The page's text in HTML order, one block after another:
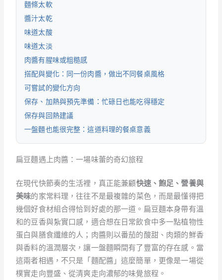
麵條太軟
醬汁太乾
味道太酸
味道太淡
肉醬有腥味或粗糙感
搭配與變化：同一份肉醬，做出不同餐桌風格
可嘗試的變化方向
保存、加熱與預先準備：忙碌日也能吃得穩定
保存與回熱建議
一盤麵也能很完整：這道料理的餐桌意義
扁豆麵遇上肉醬：一場味蕾的奇幻旅程
在現代快節奏的生活裡，真正能兼顧快速、飽足、營養與
美味的家常料理，往往不是最複雜的菜色，而是最懂得把
幾個好食材組合得恰到好處的那一道。扁豆麵本身帶有溫
和的豆香與紮實口感，適合想在日常飲食中多一點植物性
蛋白與膳食纖維的人；肉醬則以番茄的酸甜、肉類的鮮香
與香料的溫潤層次，讓一盤麵瞬間有了豐富的存在感。當
這兩者相遇，不只是「麵配醬」這麼簡單，更像是一場從
樸實走向豐盛、從清爽走向濃郁的味覺旅程。